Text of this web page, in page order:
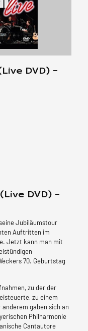
DVD) –
DVD) –
Jubiläumstour
Auftritten im
Jetzt kann man mit
70. Geburtstag
zu der der
zu einem
gaben sich an
Philharmonie
Cantautore